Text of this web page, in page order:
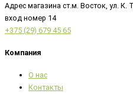
Адрес магазина ст.м. Восток, ул. К.
вход номер 14
+375 (29) 679 45 65
Компания
О нас
Контакты